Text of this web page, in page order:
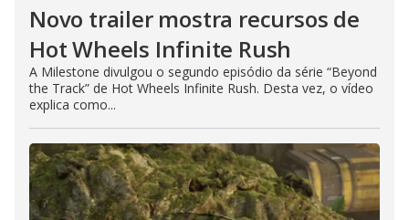
Novo trailer mostra recursos de
Hot Wheels Infinite Rush
A Milestone divulgou o segundo episódio da série “Beyond
the Track” de Hot Wheels Infinite Rush. Desta vez, o vídeo
explica como...